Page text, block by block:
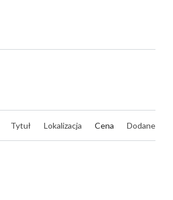
Tytuł Lokalizacja Cena Dodane